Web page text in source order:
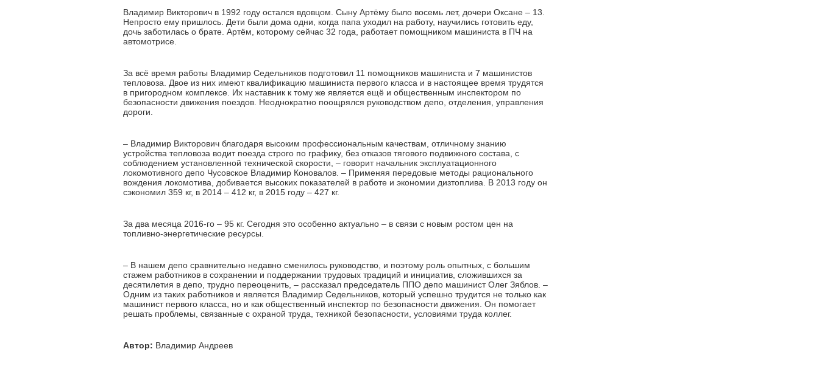
Владимир Викторович в 1992 году остался вдовцом. Сыну Артёму было восемь лет, дочери Оксане – 13.
Непросто ему пришлось. Дети были дома одни, когда папа уходил на работу, научились готовить еду,
дочь заботилась о брате. Артём, которому сейчас 32 года, работает помощником машиниста в ПЧ на
автомотрисе.
За всё время работы Владимир Седельников подготовил 11 помощников машиниста и 7 машинистов
тепловоза. Двое из них имеют квалификацию машиниста первого класса и в настоящее время трудятся
в пригородном комплексе. Их наставник к тому же является ещё и общественным инспектором по
безопасности движения поездов. Неоднократно поощрялся руководством депо, отделения, управления
дороги.
– Владимир Викторович благодаря высоким профессиональным качествам, отличному знанию
устройства тепловоза водит поезда строго по графику, без отказов тягового подвижного состава, с
соблюдением установленной технической скорости, – говорит начальник эксплуатационного
локомотивного депо Чусовское Владимир Коновалов. – Применяя передовые методы рационального
вождения локомотива, добивается высоких показателей в работе и экономии дизтоплива. В 2013 году он
сэкономил 359 кг, в 2014 – 412 кг, в 2015 году – 427 кг.
За два месяца 2016-го – 95 кг. Сегодня это особенно актуально – в связи с новым ростом цен на
топливно-энергетические ресурсы.
– В нашем депо сравнительно недавно сменилось руководство, и поэтому роль опытных, с большим
стажем работников в сохранении и поддержании трудовых традиций и инициатив, сложившихся за
десятилетия в депо, трудно переоценить, – рассказал председатель ППО депо машинист Олег Зяблов. –
Одним из таких работников и является Владимир Седельников, который успешно трудится не только как
машинист первого класса, но и как общественный инспектор по безопасности движения. Он помогает
решать проблемы, связанные с охраной труда, техникой безопасности, условиями труда коллег.
Автор: Владимир Андреев